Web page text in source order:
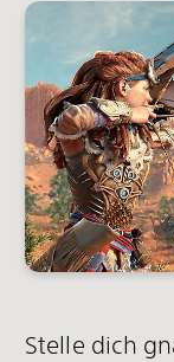
Stelle dich